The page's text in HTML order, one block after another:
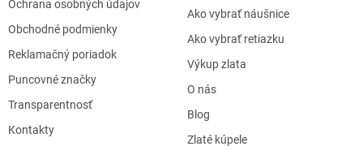
Ochrana osobných údajov
Obchodné podmienky
Reklamačný poriadok
Puncovné značky
Transparentnosť
Kontakty
Ako vybrať náušnice
Ako vybrať retiazku
Výkup zlata
O nás
Blog
Zlaté kúpele